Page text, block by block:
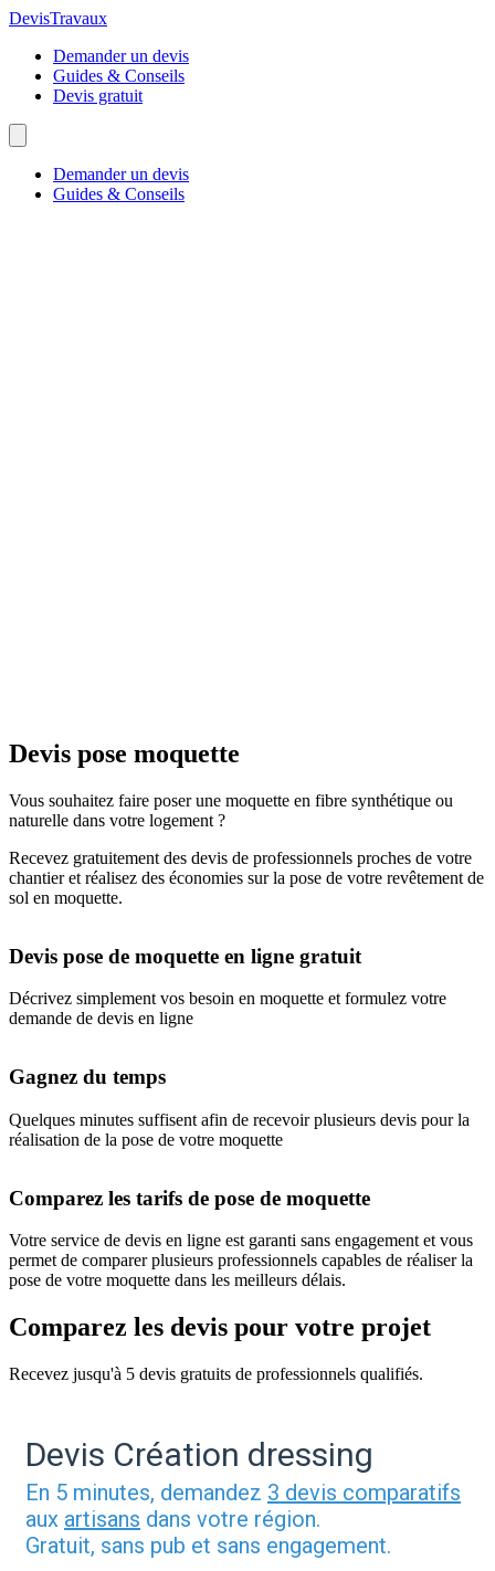
DevisTravaux
Demander un devis
Guides & Conseils
Devis gratuit
Demander un devis
Guides & Conseils
Devis pose moquette
Vous souhaitez faire poser une moquette en fibre synthétique ou
naturelle dans votre logement ?
Recevez gratuitement des devis de professionnels proches de votre
chantier et réalisez des économies sur la pose de votre revêtement de
sol en moquette.
Devis pose de moquette en ligne gratuit
Décrivez simplement vos besoin en moquette et formulez votre
demande de devis en ligne
Gagnez du temps
Quelques minutes suffisent afin de recevoir plusieurs devis pour la
réalisation de la pose de votre moquette
Comparez les tarifs de pose de moquette
Votre service de devis en ligne est garanti sans engagement et vous
permet de comparer plusieurs professionnels capables de réaliser la
pose de votre moquette dans les meilleurs délais.
Comparez les devis pour votre projet
Recevez jusqu'à 5 devis gratuits de professionnels qualifiés.
Devis Création dressing
En 5 minutes, demandez 3 devis comparatifs
aux artisans dans votre région.
Gratuit, sans pub et sans engagement.